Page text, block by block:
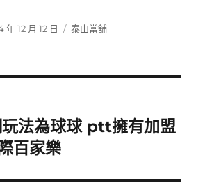
年 12 月 12 日
分
泰山當舖
法為球球 ptt擁有加盟
百家樂